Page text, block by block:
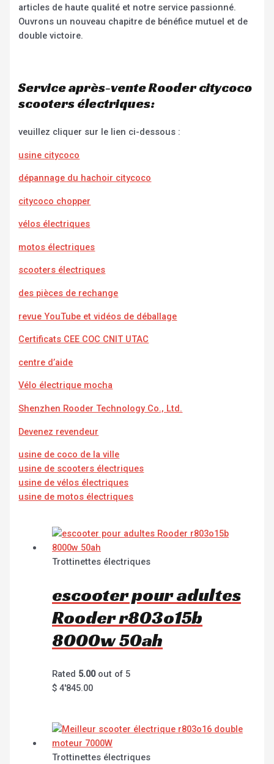
articles de haute qualité et notre service passionné.
Ouvrons un nouveau chapitre de bénéfice mutuel et de
double victoire.
Service après-vente Rooder citycoco
scooters électriques:
veuillez cliquer sur le lien ci-dessous :
usine citycoco
dépannage du hachoir citycoco
citycoco chopper
vélos électriques
motos électriques
scooters électriques
des pièces de rechange
revue YouTube et vidéos de déballage
Certificats CEE COC CNIT UTAC
centre d’aide
Vélo électrique mocha
Shenzhen Rooder Technology Co., Ltd.
Devenez revendeur
usine de coco de la ville
usine de scooters électriques
usine de vélos électriques
usine de motos électriques
Trottinettes électriques
escooter pour adultes
Rooder r803o15b
8000w 50ah
Rated 5.00out of 5
$ 4'845.00
Trottinettes électriques